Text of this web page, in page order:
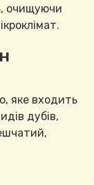
очищуючи
яке входить
дубів,